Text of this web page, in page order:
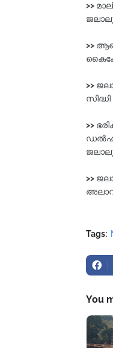
>>
>>
>>
>>
>>
Tags:
You